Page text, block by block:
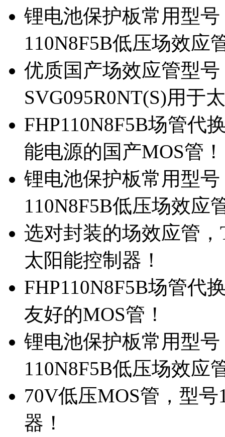
锂电池保护板常用型号
110N8F5B低压场效应
优质国产场效应管型
SVG095R0NT(S)用于
FHP110N8F5B场管代
能电源的国产MOS管！
锂电池保护板常用型
110N8F5B低压场效应
选对封装的场效应管
太阳能控制器！
FHP110N8F5B场管代
友好的MOS管！
锂电池保护板常用型
110N8F5B低压场效应
70V低压MOS管，型
器！